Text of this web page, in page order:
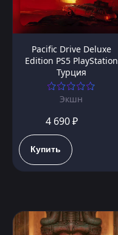
Pacific Drive Deluxe
Edition PS5 PlayStation
Турция
Экшн
4 690 ₽
Купить